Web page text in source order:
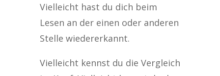
Vielleicht hast du dich beim
Lesen an der einen oder anderen
Stelle wiedererkannt.
Vielleicht kennst du die Vergleich